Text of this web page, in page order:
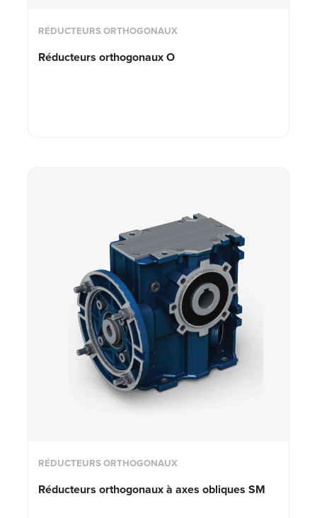
RÉDUCTEURS ORTHOGONAUX
Réducteurs orthogonaux O
RÉDUCTEURS ORTHOGONAUX
Réducteurs orthogonaux à axes obliques SM